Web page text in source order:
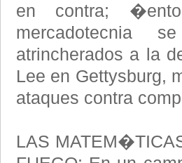
en contra;
mercadotecnia
atrincherados a la
Lee en Gettysburg,
ataques contra
LAS